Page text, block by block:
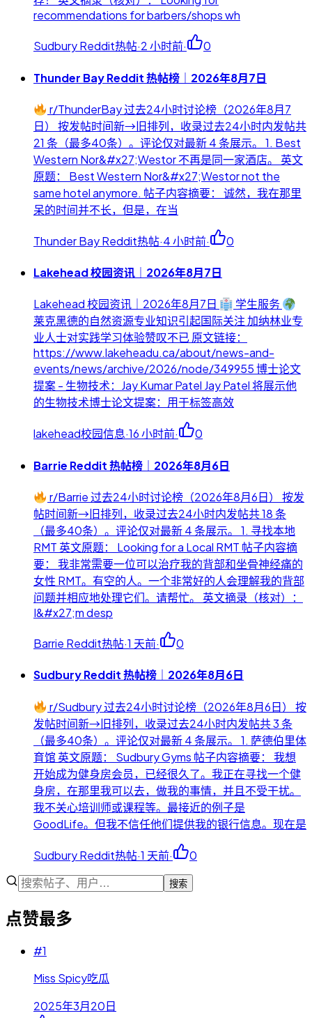
recommendations for barbers/shops wh
Sudbury Reddit热帖·2 小时前· 0
Thunder Bay Reddit 热帖榜｜2026年8月7日
r/ThunderBay 过去24小时讨论榜（2026年8月7
日） 按发帖时间新→旧排列，收录过去24小时内发帖共
21 条（最多40条）。评论仅对最新 4 条展示。 1. Best
Western Nor&#x27;Westor 不再是同一家酒店。 英文
原题： Best Western Nor&#x27;Westor not the
same hotel anymore. 帖子内容摘要： 诚然，我在那里
呆的时间并不长，但是，在当
Thunder Bay Reddit热帖·4 小时前· 0
Lakehead 校园资讯｜2026年8月7日
Lakehead 校园资讯｜2026年8月7日
学生服务
莱克黑德的自然资源专业知识引起国际关注 加纳林业专
业人士对实践学习体验赞叹不已 原文链接：
https://www.lakeheadu.ca/about/news-and-
events/news/archive/2026/node/349955 博士论文
提案 - 生物技术：Jay Kumar Patel Jay Patel 将展示他
的生物技术博士论文提案：用于标签高效
lakehead校园信息·16 小时前· 0
Barrie Reddit 热帖榜｜2026年8月6日
r/Barrie 过去24小时讨论榜（2026年8月6日） 按发
帖时间新→旧排列，收录过去24小时内发帖共 18 条
（最多40条）。评论仅对最新 4 条展示。 1. 寻找本地
RMT 英文原题： Looking for a Local RMT 帖子内容摘
要： 我非常需要一位可以治疗我的背部和坐骨神经痛的
女性 RMT。有空的人。一个非常好的人会理解我的背部
问题并相应地处理它们。请帮忙。 英文摘录（核对）：
I&#x27;m desp
Barrie Reddit热帖·1 天前· 0
Sudbury Reddit 热帖榜｜2026年8月6日
r/Sudbury 过去24小时讨论榜（2026年8月6日） 按
发帖时间新→旧排列，收录过去24小时内发帖共 3 条
（最多40条）。评论仅对最新 4 条展示。 1. 萨德伯里体
育馆 英文原题： Sudbury Gyms 帖子内容摘要： 我想
开始成为健身房会员，已经很久了。我正在寻找一个健
身房，在那里我可以去，做我的事情，并且不受干扰。
我不关心培训师或课程等。最接近的例子是
GoodLife。但我不信任他们提供我的银行信息。现在是
Sudbury Reddit热帖·1 天前· 0
搜索
点赞最多
#1
Miss Spicy吃瓜
2025年3月20日